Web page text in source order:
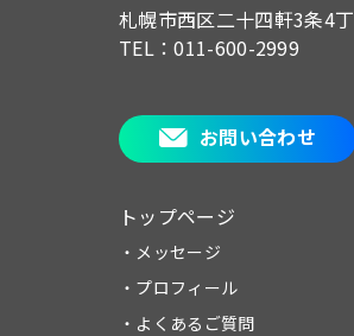
札幌市西区二十四軒3条4
TEL：011-600-2999
お問い合わせ
トップページ
・メッセージ
・プロフィール
・よくあるご質問